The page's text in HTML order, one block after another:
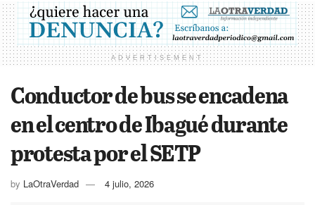
ADVERTISEMENT
Conductor de bus se encadena
en el centro de Ibagué durante
protesta por el SETP
by LaOtraVerdad 4 julio, 2026